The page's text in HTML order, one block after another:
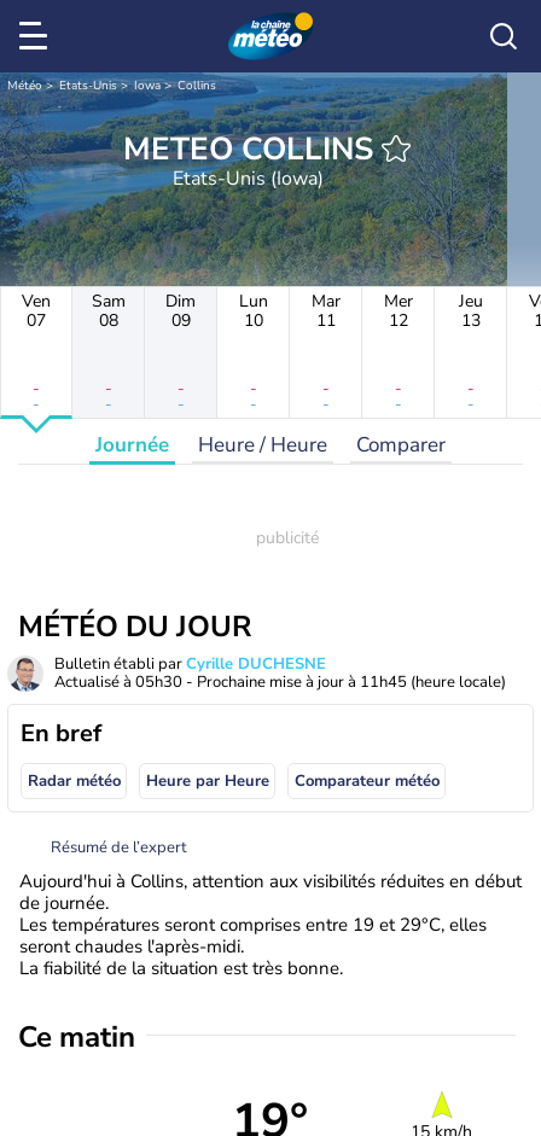
Météo Etats-Unis Iowa Collins
METEO COLLINS
Etats-Unis (Iowa)
Ven
07
-
-
Sam
08
-
-
Dim
09
-
-
Lun
10
-
-
Mar
11
-
-
Mer
12
-
-
Jeu
13
-
-
Journée Heure / Heure Comparer
MÉTÉO DU JOUR
Bulletin établi parCyrille DUCHESNE
Actualisé à 05h30 - Prochaine mise à jour à 11h45 (heure locale)
En bref
Radar météo Heure par Heure Comparateur météo
Résumé de l’expert
Aujourd'hui à Collins, attention aux visibilités réduites en début
de journée.
Les températures seront comprises entre 19 et 29°C, elles
seront chaudes l'après-midi.
La fiabilité de la situation est très bonne.
Ce matin
19°